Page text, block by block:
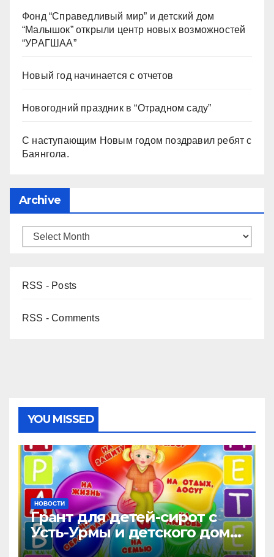
Фонд “Справедливый мир” и детский дом
“Малышок” открыли центр новых возможностей
“УРАГШАА”
Новый год начинается с отчетов
Новогодний праздник в “Отрадном саду”
С наступающим Новым годом поздравил ребят с
Баянгола.
Archive
RSS - Posts
RSS - Comments
YOU MISSED
НОВОСТИ
Грант для детей-сирот с
Усть-Урмы и детского дома
“Малышок”